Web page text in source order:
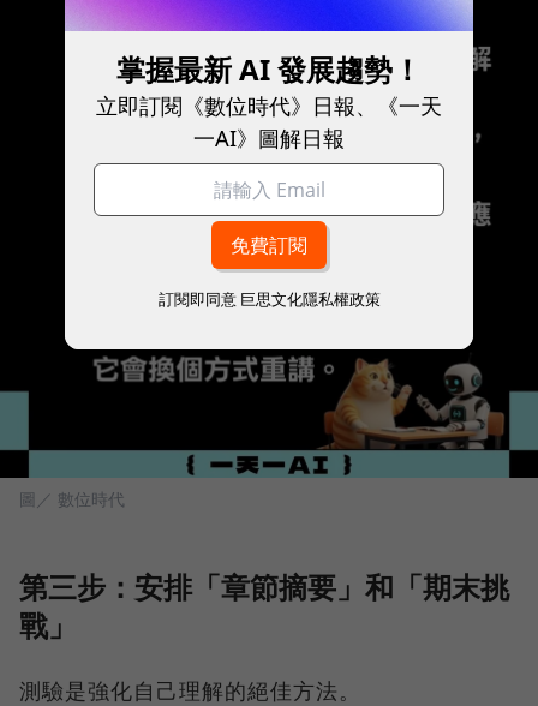
圖／ 數位時代
第三步：安排「章節摘要」和「期末挑
戰」
測驗是強化自己理解的絕佳方法。
掌握最新 AI 發展趨勢！
立即訂閱《數位時代》日報、《一天
一AI》圖解日報
訂閱即同意 巨思文化隱私權政策